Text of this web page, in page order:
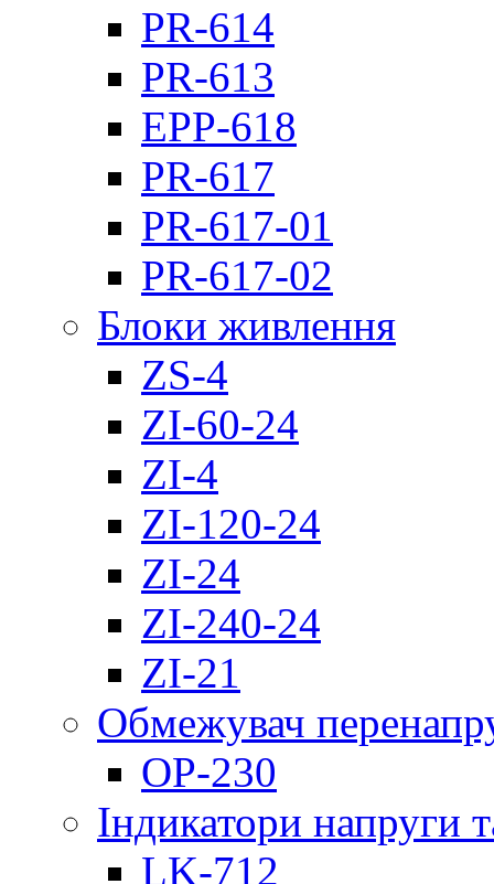
PR-614
PR-613
EPP-618
PR-617
PR-617-01
PR-617-02
Блоки живлення
ZS-4
ZI-60-24
ZI-4
ZI-120-24
ZI-24
ZI-240-24
ZI-21
Обмежувач
OP-230
Індикатори напруги
LK-712